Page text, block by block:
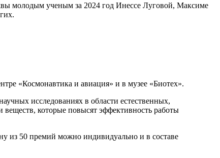
молодым ученым за 2024 год Инессе Луговой, Максиме
«Космонавтика и авиация» и в музее «Биотех».
исследованиях в области естественных,
веществ, которые повысят эффективность работы
из 50 премий можно индивидуально и в составе